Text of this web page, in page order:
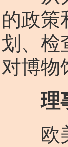
的政策
划、检
对博物
理
欧美